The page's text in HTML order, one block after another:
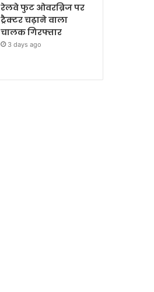
रेलवे फुट ओवरब्रिज पर
ट्रैक्टर चढ़ाने वाला
चालक गिरफ्तार
3 days ago